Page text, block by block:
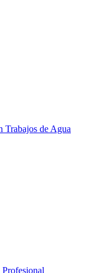
Trabajos de Agua